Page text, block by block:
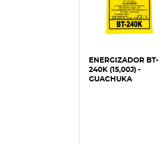
ENERGIZADOR BT-
240K (15,00J) -
GUACHUKA